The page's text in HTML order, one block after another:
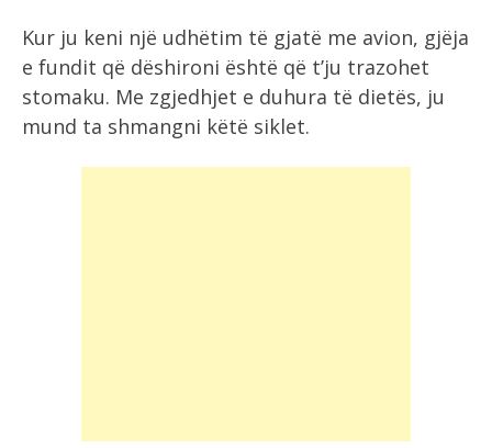
Kur ju keni një udhëtim të gjatë me avion, gjëja
e fundit që dëshironi është që t’ju trazohet
stomaku. Me zgjedhjet e duhura të dietës, ju
mund ta shmangni këtë siklet.